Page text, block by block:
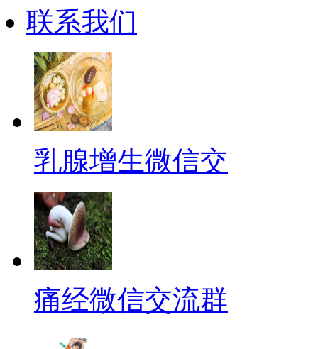
联系我们
乳腺增生微信交
痛经微信交流群